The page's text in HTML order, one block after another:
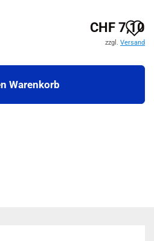
CHF 7,10
zzgl. Versand
Warenkorb